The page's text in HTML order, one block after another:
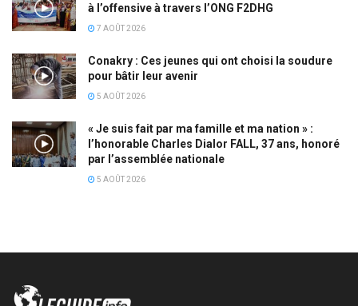
à l’offensive à travers l’ONG F2DHG
7 AOÛT 2026
Conakry : Ces jeunes qui ont choisi la soudure
pour bâtir leur avenir
5 AOÛT 2026
« Je suis fait par ma famille et ma nation » :
l’honorable Charles Dialor FALL, 37 ans, honoré
par l’assemblée nationale
5 AOÛT 2026